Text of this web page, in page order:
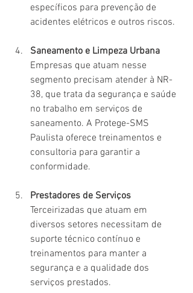
específicos para prevenção de
acidentes elétricos e outros riscos.
Saneamento e Limpeza Urbana
Empresas que atuam nesse
segmento precisam atender à NR-
38, que trata da segurança e saúde
no trabalho em serviços de
saneamento. A Protege-SMS
Paulista oferece treinamentos e
consultoria para garantir a
conformidade.
Prestadores de Serviços
Terceirizadas que atuam em
diversos setores necessitam de
suporte técnico contínuo e
treinamentos para manter a
segurança e a qualidade dos
serviços prestados.